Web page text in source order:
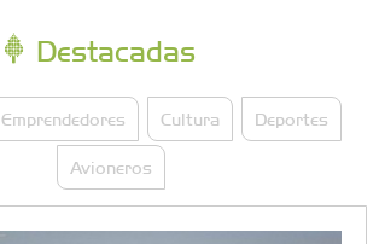
Destacadas
Emprendedores Cultura Deportes
Avioneros